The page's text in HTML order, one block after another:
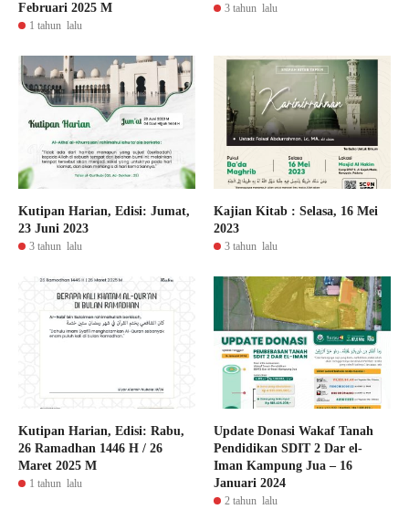
Februari 2025 M
1 tahun lalu
3 tahun lalu
Kutipan Harian, Edisi: Jumat,
23 Juni 2023
3 tahun lalu
Kajian Kitab : Selasa, 16 Mei
2023
3 tahun lalu
Kutipan Harian, Edisi: Rabu,
26 Ramadhan 1446 H / 26
Maret 2025 M
1 tahun lalu
Update Donasi Wakaf Tanah
Pendidikan SDIT 2 Dar el-
Iman Kampung Jua – 16
Januari 2024
2 tahun lalu